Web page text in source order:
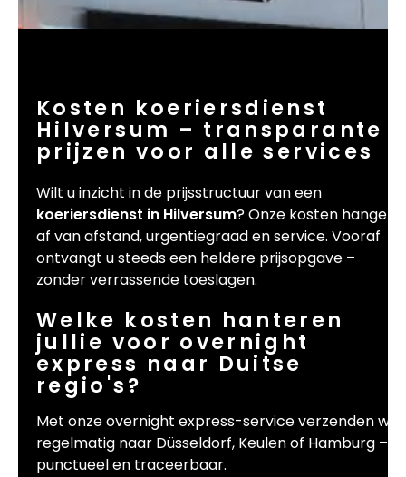
Kosten koeriersdienst
Hilversum – transparante
prijzen voor alle services
Wilt u inzicht in de prijsstructuur van een
koeriersdienst in Hilversum? Onze kosten hangen
af van afstand, urgentiegraad en service. Vooraf
ontvangt u steeds een heldere prijsopgave –
zonder verrassende toeslagen.
Welke kosten hanteren
jullie voor overnight
express naar Duitse
regio's?
Met onze overnight express-service verzenden wij
regelmatig naar Düsseldorf, Keulen of Hamburg –
punctueel en traceerbaar.